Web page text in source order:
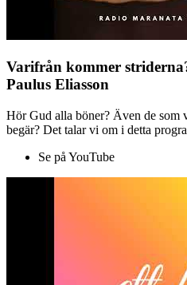
Varifrån kommer
Paulus Eliasson
Hör Gud alla böner? Även de som
begär? Det talar vi om i detta
Se på YouTube